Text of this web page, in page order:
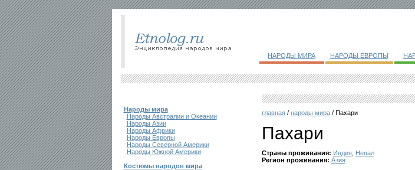
НАРОДЫ МИРА НАРОДЫ ЕВРОПЫ
Народы мира
Народы Австралии и Океании
Народы Азии
Народы Африки
Народы Европы
Народы Северной Америки
Народы Южной Америки
Костюмы народов мира
главная/ народы мира/ Пахари
Пахари
Страны проживания: Индия, Непал
Регион проживания: Азия